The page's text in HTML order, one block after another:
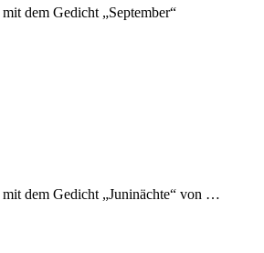
dem Gedicht „September“
dem Gedicht „Juninächte“ von …